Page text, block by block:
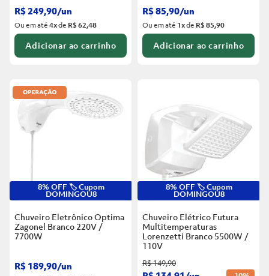
R$249,90/un
Ou em até4xde R$ 62,48
Adicionar ao carrinho
R$85,90/un
Ou em até 1xde R$ 85,90
Adicionar ao carrinho
8% OFF 🏷️ Cupom
DOMINGOU8
Chuveiro Eletrônico Optima
Zagonel Branco 220V /
7700W
R$ 189,90/un
8% OFF 🏷️ Cupom
DOMINGOU8
Chuveiro Elétrico Futura
Multitemperaturas
Lorenzetti Branco 5500W /
110V
R$149,90